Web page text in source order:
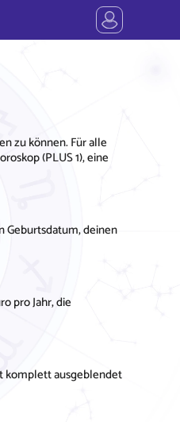
zu können. Für alle
(PLUS 1), eine
Geburtsdatum, deinen
pro Jahr, die
komplett ausgeblendet